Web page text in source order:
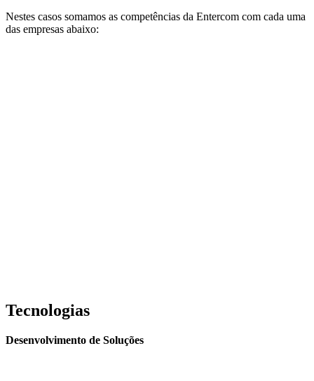
Nestes casos somamos as competências da Entercom com cada uma
das empresas abaixo:
Tecnologias
Desenvolvimento de Soluções